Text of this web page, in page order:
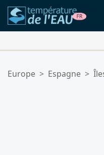
Votre liste de favoris est
Europe > Espagne >